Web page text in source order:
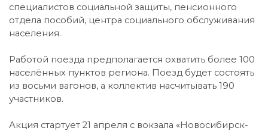
специалистов социальной защиты, пенсионного
отдела пособий, центра социального обслуживания
населения.
Работой поезда предполагается охватить более 100
населённых пунктов региона. Поезд будет состоять
из восьми вагонов, а коллектив насчитывать 190
участников.
Акция стартует 21 апреля с вокзала «Новосибирск-